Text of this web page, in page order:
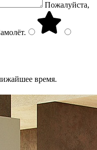
Пожалуйста,
.
время.